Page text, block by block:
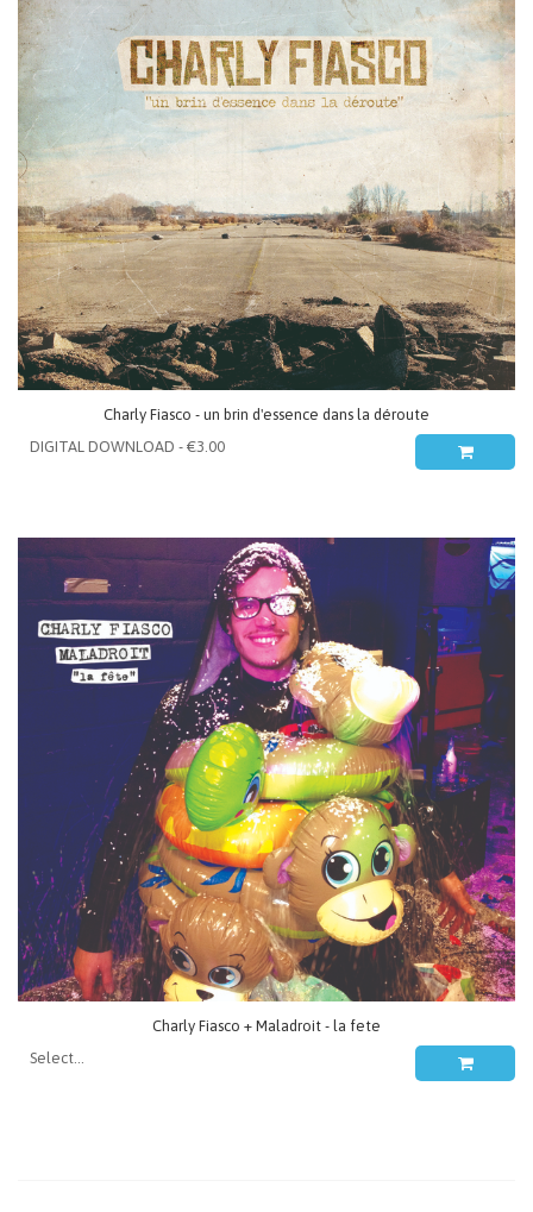
Charly Fiasco - un brin d'essence dans la déroute
Charly Fiasco + Maladroit - la fete